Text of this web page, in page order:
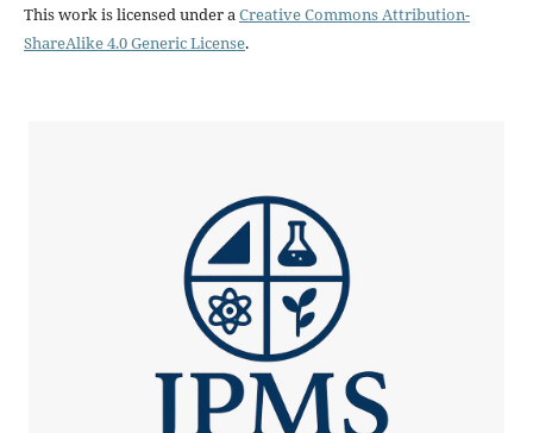
This work is licensed under a Creative Commons Attribution-
ShareAlike 4.0 Generic License.